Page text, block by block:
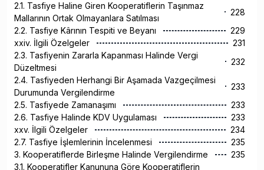
2.1. Tasfiye Haline Giren Kooperatiflerin Taşınmaz
Mallarının Ortak Olmayanlara Satılması
228
2.2. Tasfiye Kârının Tespiti ve Beyanı
229
xxiv. İlgili Özelgeler
231
2.3. Tasfiyenin Zararla Kapanması Halinde Vergi
Düzeltmesi
232
2.4. Tasfiyeden Herhangi Bir Aşamada Vazgeçilmesi
Durumunda Vergilendirme
233
2.5. Tasfiyede Zamanaşımı
233
2.6. Tasfiye Halinde KDV Uygulaması
233
xxv. İlgili Özelgeler
234
2.7. Tasfiye İşlemlerinin İncelenmesi
235
3. Kooperatiflerde Birleşme Halinde Vergilendirme
235
3.1. Kooperatifler Kanununa Göre Kooperatiflerin